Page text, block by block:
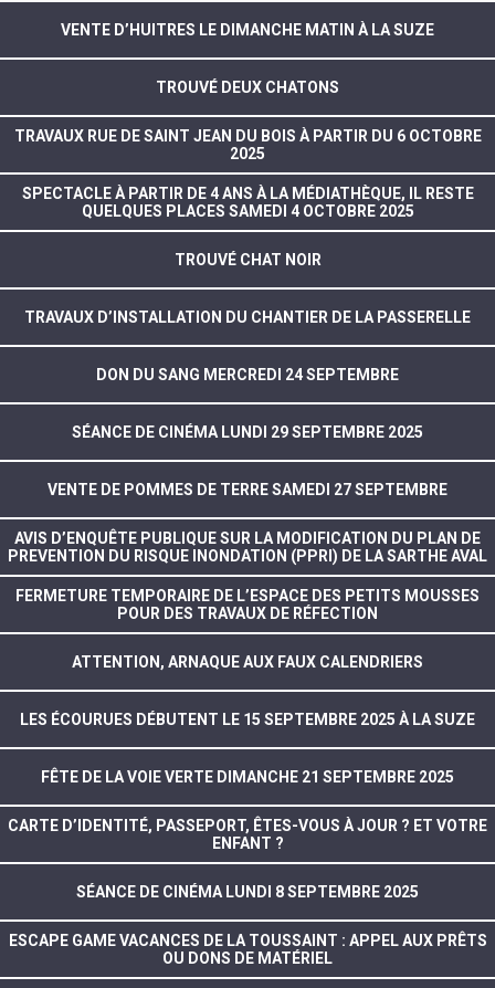
VENTE D’HUITRES LE DIMANCHE MATIN À LA SUZE
TROUVÉ DEUX CHATONS
TRAVAUX RUE DE SAINT JEAN DU BOIS À PARTIR DU 6 OCTOBRE
2025
SPECTACLE À PARTIR DE 4 ANS À LA MÉDIATHÈQUE, IL RESTE
QUELQUES PLACES SAMEDI 4 OCTOBRE 2025
TROUVÉ CHAT NOIR
TRAVAUX D’INSTALLATION DU CHANTIER DE LA PASSERELLE
DON DU SANG MERCREDI 24 SEPTEMBRE
SÉANCE DE CINÉMA LUNDI 29 SEPTEMBRE 2025
VENTE DE POMMES DE TERRE SAMEDI 27 SEPTEMBRE
AVIS D’ENQUÊTE PUBLIQUE SUR LA MODIFICATION DU PLAN DE
PREVENTION DU RISQUE INONDATION (PPRI) DE LA SARTHE AVAL
FERMETURE TEMPORAIRE DE L’ESPACE DES PETITS MOUSSES
POUR DES TRAVAUX DE RÉFECTION
ATTENTION, ARNAQUE AUX FAUX CALENDRIERS
LES ÉCOURUES DÉBUTENT LE 15 SEPTEMBRE 2025 À LA SUZE
FÊTE DE LA VOIE VERTE DIMANCHE 21 SEPTEMBRE 2025
CARTE D’IDENTITÉ, PASSEPORT, ÊTES-VOUS À JOUR ? ET VOTRE
ENFANT ?
SÉANCE DE CINÉMA LUNDI 8 SEPTEMBRE 2025
ESCAPE GAME VACANCES DE LA TOUSSAINT : APPEL AUX PRÊTS
OU DONS DE MATÉRIEL